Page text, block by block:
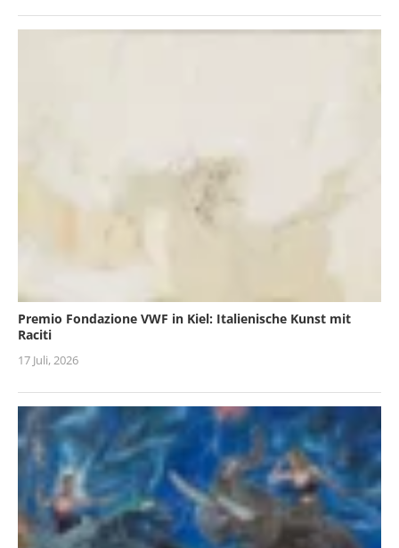
Premio Fondazione VWF in Kiel: Italienische Kunst mit
Raciti
17 Juli, 2026